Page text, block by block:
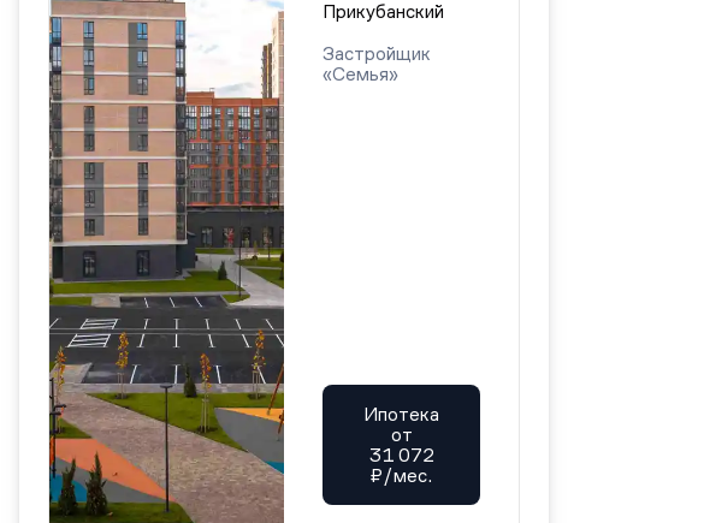
Прикубанский
Застройщик
«Семья»
Ипотека
от
31 072
₽/мес.